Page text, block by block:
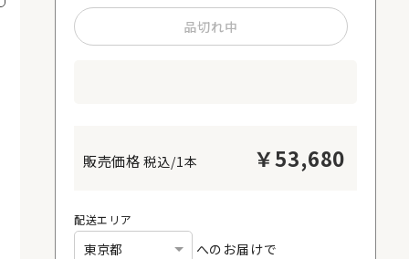
品切れ中
税込/1本 ￥53,680
配送エリア
へのお届けで